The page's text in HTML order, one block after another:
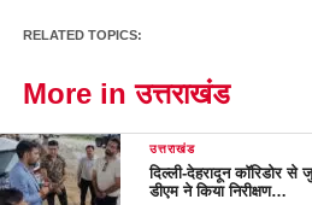
RELATED TOPICS:
More in उत्तराखंड
उत्तराखंड
दिल्ली-देहरादून कॉरिडोर से
डीएम ने किया निरीक्षण…